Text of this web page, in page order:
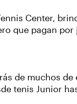
Center,
que pagan por
de muchos de
tenis Junior